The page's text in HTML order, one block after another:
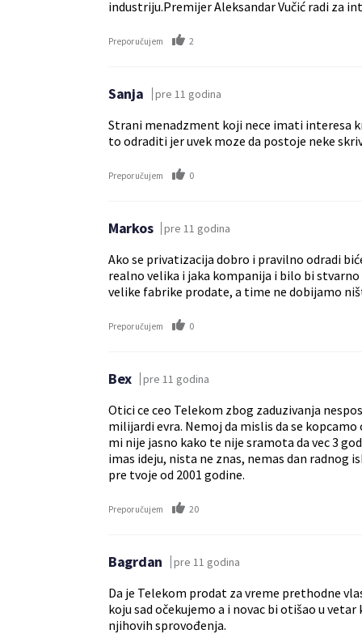
industriju.Premijer Aleksandar Vučić radi za
Preporučujem 2
Sanja pre 11 godina
Strani menadzment koji nece imati interesa
to odraditi jer uvek moze da postoje neke
Preporučujem 0
Markos pre 11 godina
Ako se privatizacija dobro i pravilno odradi
realno velika i jaka kompanija i bilo bi
velike fabrike prodate, a time ne dobijamo
Preporučujem 0
Bex pre 11 godina
Otici ce ceo Telekom zbog zaduzivanja
milijardi evra. Nemoj da mislis da se
mi nije jasno kako te nije sramota da vec 3
imas ideju, nista ne znas, nemas dan radnog
pre tvoje od 2001 godine.
Preporučujem 20
Bagrdan pre 11 godina
Da je Telekom prodat za vreme prethodne
koju sad očekujemo a i novac bi otišao u
njihovih sprovođenja.